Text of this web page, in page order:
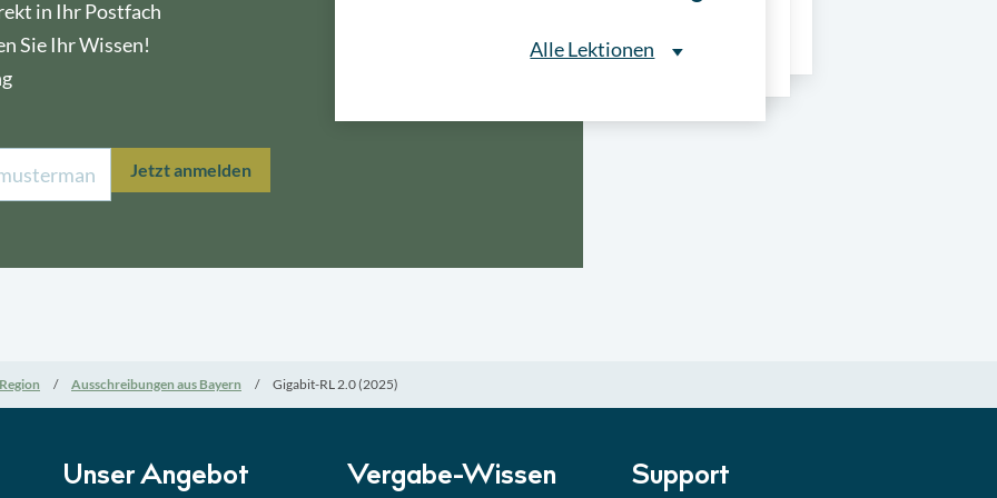
in Ihr Postfach
Sie Ihr Wissen!
Jetzt anmelden
Alle Lektionen
Alle Lektionen
Lektion 5 Eignung im Vergabeverfahren► 3:18 Min
Lektion 6 Abgabe von Angeboten Lektion
Region Ausschreibungen aus Bayern Gigabit-RL 2.0 (2025)
Unser Angebot Vergabe-Wissen Support